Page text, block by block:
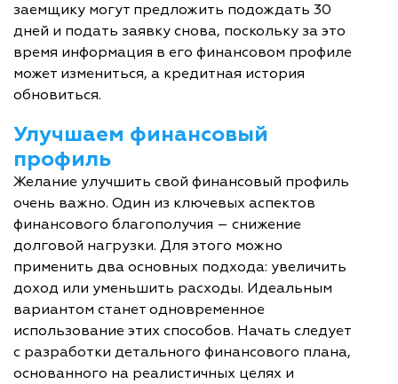
заемщику могут предложить подождать 30
дней и подать заявку снова, поскольку за это
время информация в его финансовом профиле
может измениться, а кредитная история
обновиться.
Улучшаем финансовый
профиль
Желание улучшить свой финансовый профиль
очень важно. Один из ключевых аспектов
финансового благополучия – снижение
долговой нагрузки. Для этого можно
применить два основных подхода: увеличить
доход или уменьшить расходы. Идеальным
вариантом станет одновременное
использование этих способов. Начать следует
с разработки детального финансового плана,
основанного на реалистичных целях и